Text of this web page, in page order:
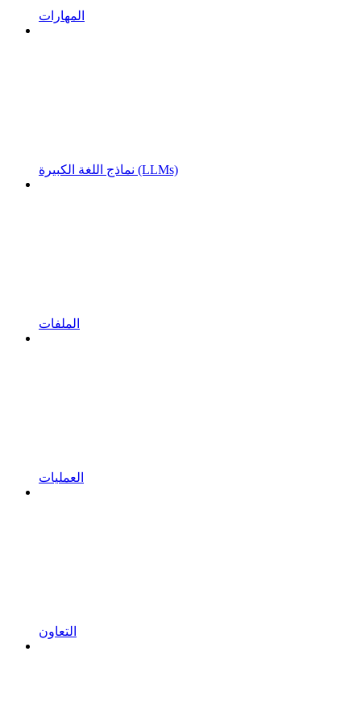
المهارات
نماذج اللغة الكبيرة (LLMs)
الملفات
العمليات
التعاون